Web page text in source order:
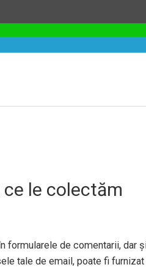
le colectăm
de comentarii, dar
tale de email, poate fi